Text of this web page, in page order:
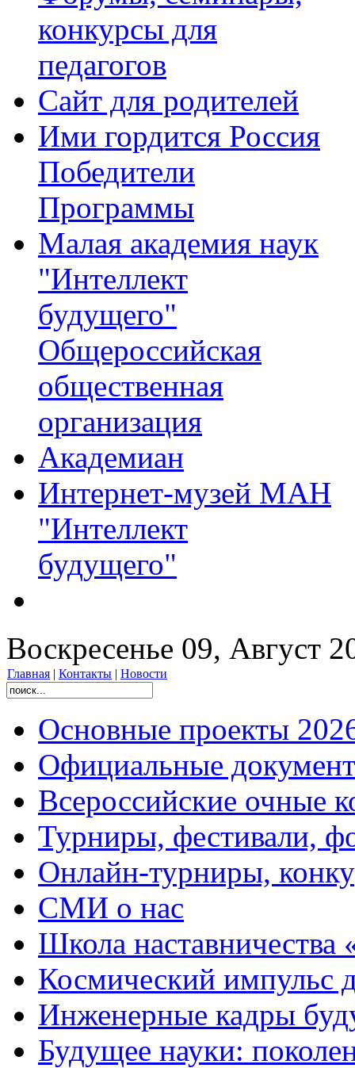
конкурсы для
педагогов
Сайт для родителей
Ими гордится Россия
Победители
Программы
Малая академия наук
"Интеллект
будущего"
Общероссийская
общественная
организация
Академиан
Интернет-музей МАН
"Интеллект
будущего"
Воскресенье 09, Август
Главная | Контакты | Новости
Основные проекты
Официальные
Всероссийские очные
Турниры, фестивали,
Онлайн-турниры,
СМИ о нас
Школа
Космический импульс
Инженерные кадры
Будущее науки: